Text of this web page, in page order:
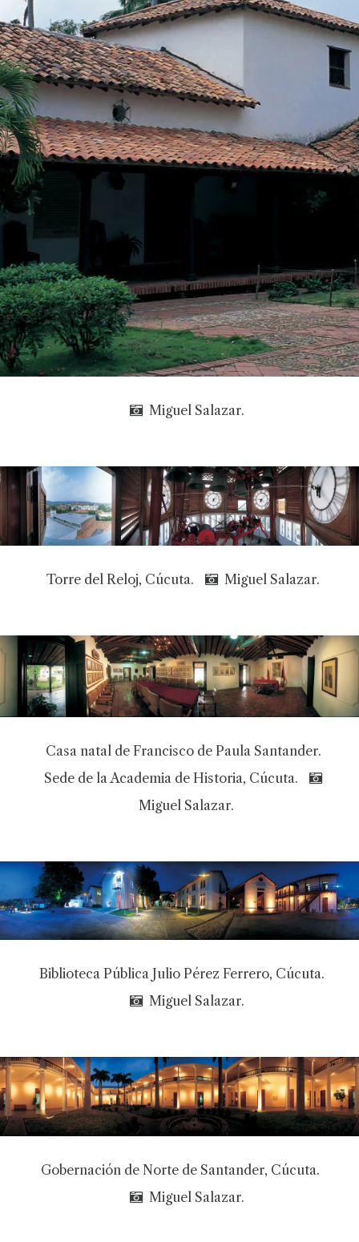
Miguel Salazar.
Torre del Reloj, Cúcuta. Miguel Salazar.
Casa natal de Francisco de Paula Santander.
Sede de la Academia de Historia, Cúcuta.
Miguel Salazar.
Biblioteca Pública Julio Pérez Ferrero, Cúcuta.
Miguel Salazar.
Gobernación de Norte de Santander, Cúcuta.
Miguel Salazar.